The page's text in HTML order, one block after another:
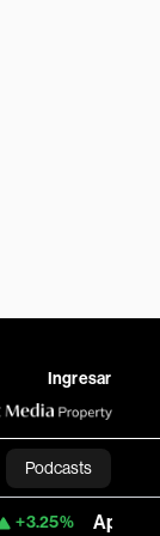
Ingresar
Podcasts
Apple 308.63